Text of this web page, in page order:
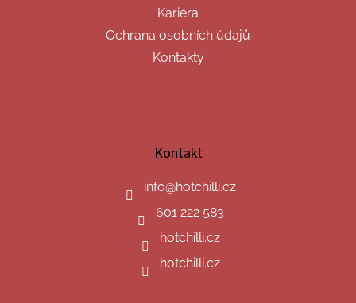
Kariéra
Ochrana osobních údajů
Kontakty
Kontakt
info@hotchilli.cz
601 222 583
hotchilli.cz
hotchilli.cz